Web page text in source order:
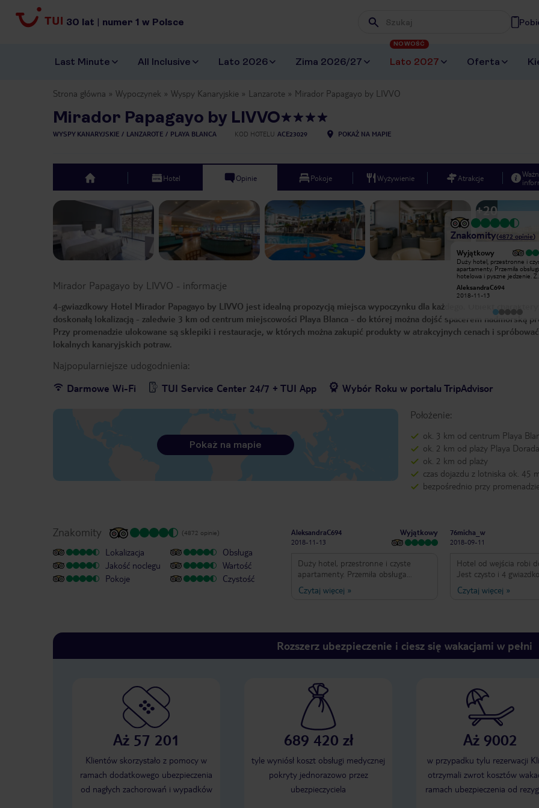
30 lat | numer 1 w Polsce Wpisz frazę, której szukasz
Last Minute All Inclusive Lato 2026 Zima 2026/27 Lato 2027
NOWOŚĆ
Oferta
Strona główna Wypoczynek Wyspy Kanaryjskie Lanzarote Mirador Papagayo by LIVVO
Mirador Papagayo by LIVVO
WYSPY KANARYJSKIE LANZAROTE PLAYA BLANCA KOD HOTELU ACE23029 POKAŻ NA MAPIE
top Hotel Opinie Pokoje Wyżywienie Atrakcje
Previous slide +20
Znakomity(4872 opinie)
Wyjątkowy
Najlepszy hotel jaki mógł się trafić.
zachęcający do zabawy i ćwiczeń. W
hotelu cały czas coś się dzieje nie
można narzekać ze jest nudno. Dużo
koncertów występów magików dużo
atrakcji dla dzieci.
Wyjątkowy
Duży hotel, przestronne i
apartamenty. Przemiła
hotelowa i pyszne jedzenie. Z
hotel, każdemu kto wybiera
Lanzarote. Jest idealny
AleksandraC694
2018-11-13
Mirador Papagayo by LIVVO - informacje
4-gwiazdkowy Hotel Mirador Papagayo by LIVVO jest idealną propozycją miejsca wypoczynku dla każdego. Obiekt
doskonałą lokalizacją - zaledwie 3 km od centrum miejscowości Playa Blanca - do której można dojść spacerem nadmorską
Przy promenadzie ulokowane są sklepiki i restauracje, w których można zakupić produkty w atrakcyjnych cenach i spróbować
lokalnych kanaryjskich potraw.
Najpopularniejsze udogodnienia:
Darmowe Wi-Fi
TUI Service Center 24/7 + TUI App Wybór Roku w portalu TripAdvisor
Położenie:
ok. 3 km od centrum Playa
ok. 2 km od plaży Playa Dorada
ok. 2 km od plaży
czas dojazdu z lotniska ok. 45
bezpośrednio przy
Pokaż na mapie
Znakomity (4872 opinie)
Lokalizacja
Jakość noclegu
Pokoje
Obsługa
Wartość
Czystość
AleksandraC694
2018-11-13
Wyjątkowy
Duży hotel, przestronne i czyste
apartamenty. Przemiła obsługa
hotelowa i pyszne jedzenie. Z czystym
sumieniem polecam ten hotel,
Czytaj więcej »
76micha_w
2018-09-11
Hotel od wejścia robi
Jest czysto i 4
podzielony na dwie
przejściem podziemnym.
"rodzinna" w mojej
podniesienia
Restauracja znajduje
głównym. Serwuje
oraz kolacje. Wszystko
bufetu. Jedzenie jest
wyborze oraz jest go
osoby, które nie
owocach morza mogą
nosem ale w mojej
mięsnych i jarskich jest
wybór. Barów jest kilka
Czytaj więcej »
Rozszerz ubezpieczenie i ciesz się wakacjami w pełni
Aż 57 201
Klientów skorzystało z pomocy w
ramach dodatkowego ubezpieczenia
od nagłych zachorowań i wypadków
689 420 zł
tyle wyniósł koszt obsługi medycznej
pokryty jednorazowo przez
ubezpieczyciela
Aż 9002
w przypadku tylu rezerwacji
otrzymali zwrot kosztów
ramach ubezpieczenia od